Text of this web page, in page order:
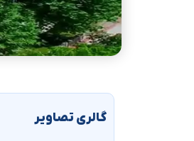
گالری تصاویر